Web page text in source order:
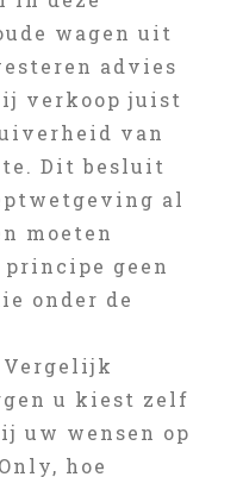
wagen uit
advies
verkoop juist
van
Dit besluit
al
moeten
geen
onder de
u kiest zelf
uw wensen op
hoe